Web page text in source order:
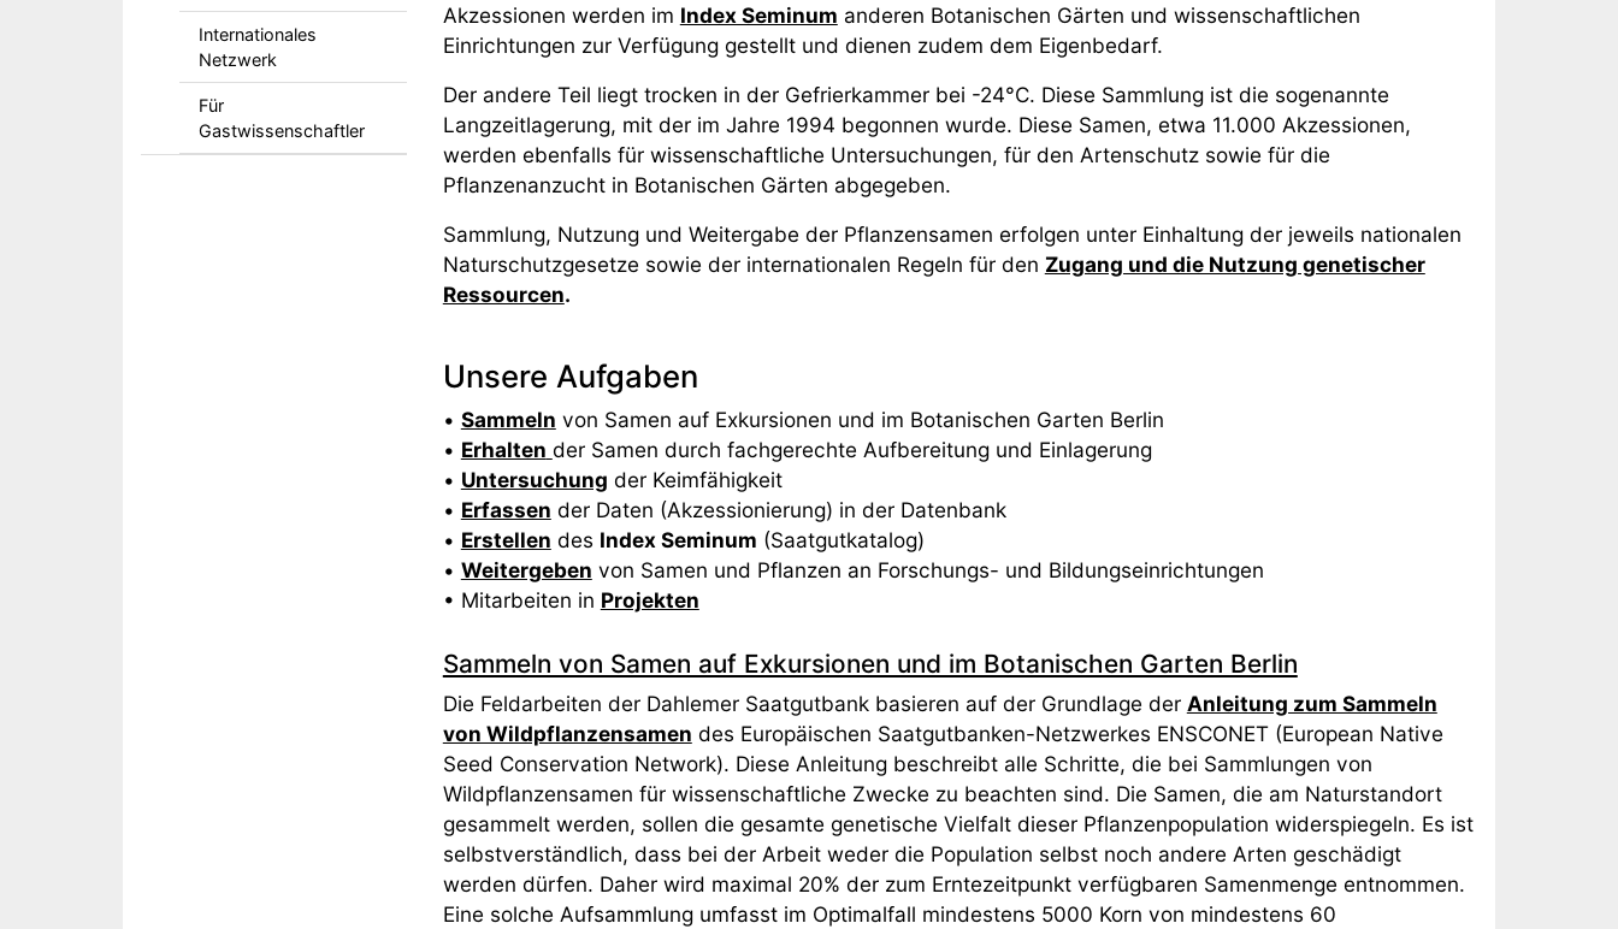
Internationales
Netzwerk
Für
Gastwissenschaftler
Akzessionen werden im Index Seminum anderen Botanischen Gärten und wissenschaftlichen
Einrichtungen zur Verfügung gestellt und dienen zudem dem Eigenbedarf.
Der andere Teil liegt trocken in der Gefrierkammer bei -24°C. Diese Sammlung ist die sogenannte
Langzeitlagerung, mit der im Jahre 1994 begonnen wurde. Diese Samen, etwa 11.000 Akzessionen,
werden ebenfalls für wissenschaftliche Untersuchungen, für den Artenschutz sowie für die
Pflanzenanzucht in Botanischen Gärten abgegeben.
Sammlung, Nutzung und Weitergabe der Pflanzensamen erfolgen unter Einhaltung der jeweils nationalen
Naturschutzgesetze sowie der internationalen Regeln für den Zugang und die Nutzung genetischer
Ressourcen.
Unsere Aufgaben
• Sammeln von Samen auf Exkursionen und im Botanischen Garten Berlin
• Erhalten der Samen durch fachgerechte Aufbereitung und Einlagerung
• Untersuchung der Keimfähigkeit
• Erfassen der Daten (Akzessionierung) in der Datenbank
• Erstellen des Index Seminum (Saatgutkatalog)
• Weitergeben von Samen und Pflanzen an Forschungs- und Bildungseinrichtungen
• Mitarbeiten in Projekten
Sammeln von Samen auf Exkursionen und im Botanischen Garten Berlin
Die Feldarbeiten der Dahlemer Saatgutbank basieren auf der Grundlage der Anleitung zum Sammeln
von Wildpflanzensamen des Europäischen Saatgutbanken-Netzwerkes ENSCONET (European Native
Seed Conservation Network). Diese Anleitung beschreibt alle Schritte, die bei Sammlungen von
Wildpflanzensamen für wissenschaftliche Zwecke zu beachten sind. Die Samen, die am Naturstandort
gesammelt werden, sollen die gesamte genetische Vielfalt dieser Pflanzenpopulation widerspiegeln. Es ist
selbstverständlich, dass bei der Arbeit weder die Population selbst noch andere Arten geschädigt
werden dürfen. Daher wird maximal 20% der zum Erntezeitpunkt verfügbaren Samenmenge entnommen.
Eine solche Aufsammlung umfasst im Optimalfall mindestens 5000 Korn von mindestens 60